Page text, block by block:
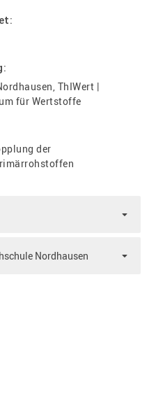
ThIWert |
für Wertstoffe
der
Nordhausen